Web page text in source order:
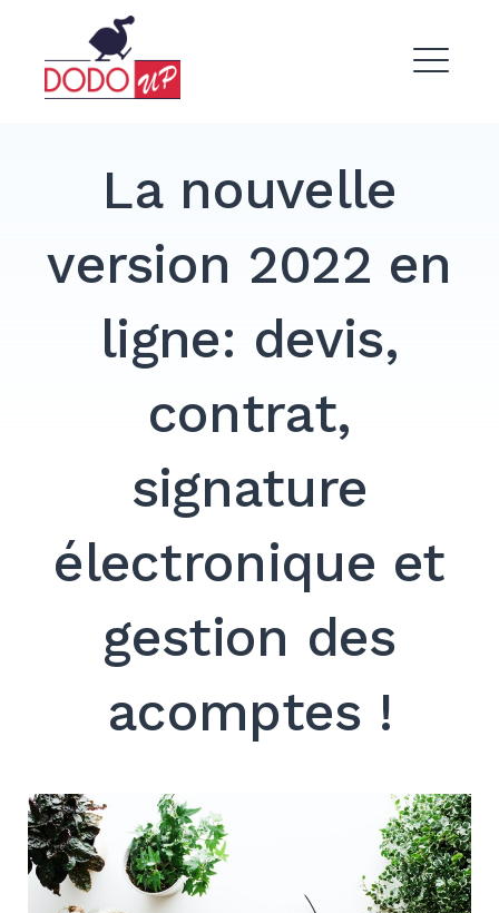
contentDodo Up
EXPAND
Search
La nouvelle
version 2022 en
ligne: devis,
contrat,
signature
électronique et
gestion des
acomptes !